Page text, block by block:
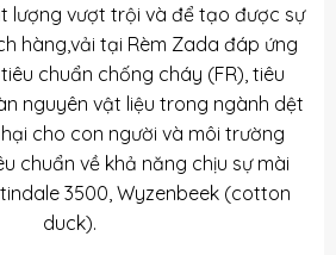
lượng vượt trội và để tạo được sự
hàng,vải tại Rèm Zada đáp ứng
chuẩn chống cháy (FR), tiêu
nguyên vật liệu trong ngành dệt
cho con người và môi trường
chuẩn về khả năng chịu sự mài
3500, Wyzenbeek (cotton
duck).